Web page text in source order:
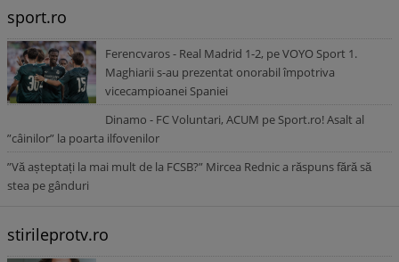
sport.ro
Ferencvaros - Real Madrid 1-2, pe VOYO Sport 1.
Maghiarii s-au prezentat onorabil împotriva
vicecampioanei Spaniei
Dinamo - FC Voluntari, ACUM pe Sport.ro! Asalt al
”câinilor” la poarta ilfovenilor
”Vă așteptați la mai mult de la FCSB?” Mircea Rednic a răspuns fără să
stea pe gânduri
stirileprotv.ro